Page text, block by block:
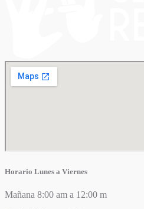
Horario Lunes a Viernes
Mañana 8:00 am a 12:00 m